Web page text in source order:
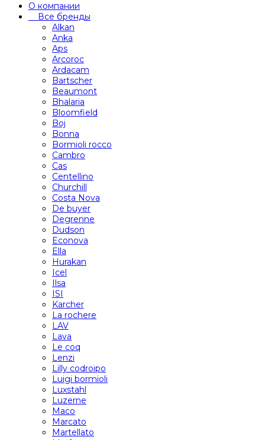
О компании
Все бренды
Alkan
Anka
Aps
Arcoroc
Ardacam
Bartscher
Beaumont
Bhalaria
Bloomfield
Boj
Bonna
Bormioli rocco
Cambro
Cas
Centellino
Churchill
Costa Nova
De buyer
Degrenne
Dudson
Econova
Ella
Hurakan
Icel
Ilsa
ISI
Karcher
La rochere
LAV
Lava
Le coq
Lenzi
Lilly codroipo
Luigi bormioli
Luxstahl
Luzerne
Maco
Marcato
Martellato